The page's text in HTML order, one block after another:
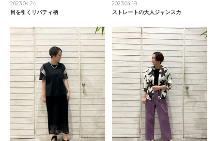
2023.04.24
目を引くリバティ柄
2023.04.18
ストレートの大人ジャンスカ